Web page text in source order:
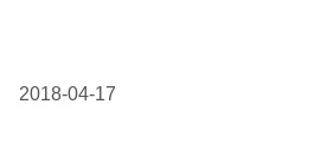
2018-04-17